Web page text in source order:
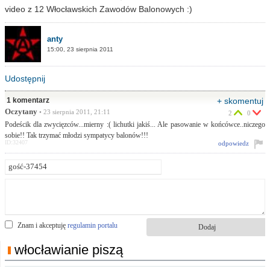
video z 12 Włocławskich Zawodów Balonowych :)
anty
15:00, 23 sierpnia 2011
Udostępnij
1 komentarz + skomentuj
Oczytany • 23 sierpnia 2011, 21:11
Podeścik dla zwycięzców...mierny :( lichutki jakiś... Ale pasowanie w końcówce..niczego
sobie!! Tak trzymać młodzi sympatycy balonów!!!
2 0
odpowiedz
ID:32407
Znam i akceptuję regulamin portalu
włocławianie piszą